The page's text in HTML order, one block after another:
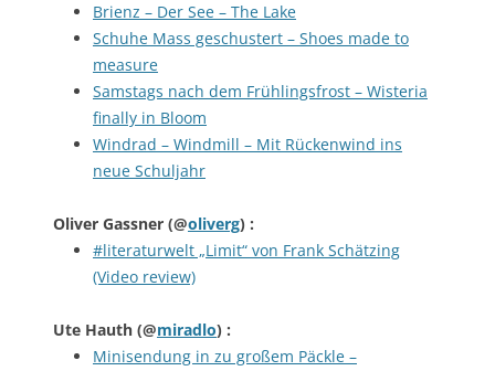
Brienz – Der See – The Lake
Schuhe Mass geschustert – Shoes made to
measure
Samstags nach dem Frühlingsfrost – Wisteria
finally in Bloom
Windrad – Windmill – Mit Rückenwind ins
neue Schuljahr
Oliver Gassner (@oliverg) :
#literaturwelt „Limit“ von Frank Schätzing
(Video review)
Ute Hauth (@miradlo) :
Minisendung in zu großem Päckle –